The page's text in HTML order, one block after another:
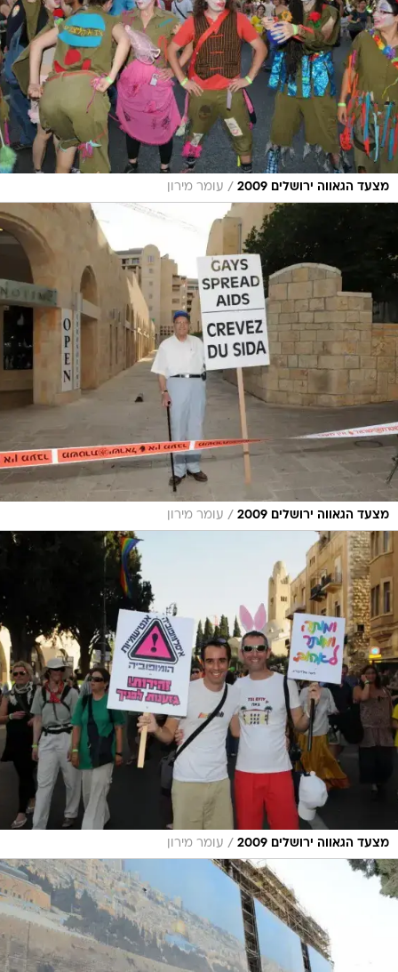
מצעד הגאווה ירושלים 2009 / עומר מירון
מצעד הגאווה ירושלים 2009 / עומר מירון
מצעד הגאווה ירושלים 2009 / עומר מירון